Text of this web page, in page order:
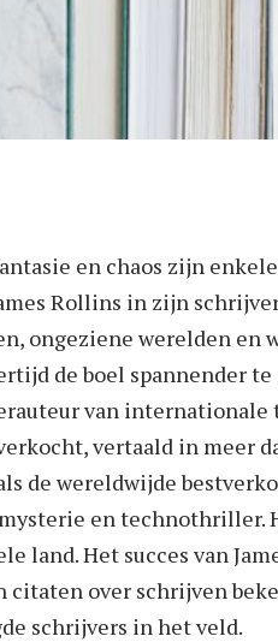
en chaos zijn
Rollins in zijn
ongeziene werelden en
de boel spannender te
van
vertaald in meer
de wereldwijde
en technothriller.
land. Het succes van
citaten over schrijven
schrijvers in het veld.